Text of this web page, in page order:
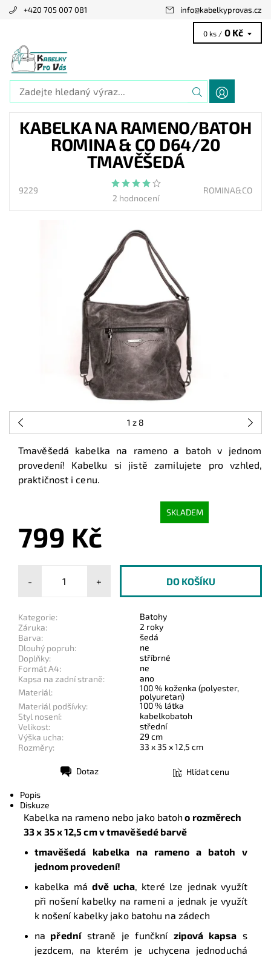
+420 705 007 081 info@kabelkyprovas.cz
0 ks / 0 Kč
KABELKA NA RAMENO/BATOH
ROMINA & CO D64/20
TMAVĚŠEDÁ
9229
2 hodnocení
ROMINA&CO
1 z 8
Tmavěšedá kabelka na rameno a batoh v jednom
provedení! Kabelku si jistě zamilujete pro vzhled,
praktičnost i cenu.
SKLADEM
799 Kč
- +
Kategorie:
Batohy
Záruka:
2 roky
Barva:
šedá
Dlouhý popruh:
ne
Doplňky:
stříbrné
Formát A4:
ne
Kapsa na zadní straně:
ano
Materiál:
100 % koženka (polyester,
polyuretan)
Materiál podšívky:
100 % látka
Styl nosení:
kabelkobatoh
Velikost:
střední
Výška ucha:
29 cm
Rozměry:
33 x 35 x 12,5 cm
Dotaz Hlídat cenu
Popis
Diskuze
Kabelka na rameno nebo jako batoho rozměrech
33 x 35 x 12,5 cm v tmavěšedé barvě
tmavěšedá kabelka na rameno a batoh v
jednom provedení!
kabelka má dvě ucha, které lze jednak využít
při nošení kabelky na rameni a jednak je využít
k nošení kabelky jako batohu na zádech
na přednístraně je funčkní zipová kapsa s
jezdcem, na kterém je uchycena jednoduchá